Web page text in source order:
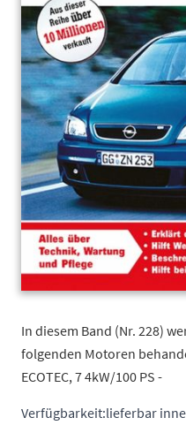
In diesem Band (Nr. 228)
folgenden Motoren
ECOTEC, 7 4kW/100 PS -
Verfügbarkeit:lieferbar